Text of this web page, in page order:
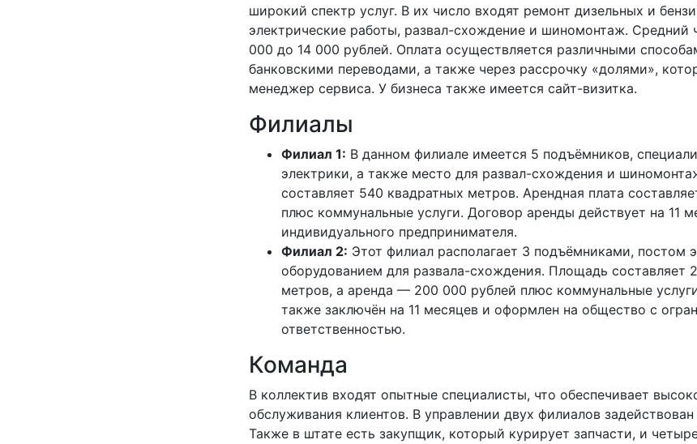
широкий спектр услуг. В их число входят ремонт дизельных и
электрические работы, развал-схождение и шиномонтаж. Средний
000 до 14 000 рублей. Оплата осуществляется различными
банковскими переводами, а также через рассрочку «долями»,
менеджер сервиса. У бизнеса также имеется сайт-визитка.
Филиалы
Филиал 1: В данном филиале имеется 5 подъёмников,
электрики, а также место для развал-схождения и
составляет 540 квадратных метров. Арендная плата
плюс коммунальные услуги. Договор аренды действует на 11
индивидуального предпринимателя.
Филиал 2: Этот филиал располагает 3 подъёмниками, постом
оборудованием для развала-схождения. Площадь составляет
метров, а аренда — 200 000 рублей плюс коммунальные
также заключён на 11 месяцев и оформлен на общество с
ответственностью.
Команда
В коллектив входят опытные специалисты, что обеспечивает
обслуживания клиентов. В управлении двух филиалов
Также в штате есть закупщик, который курирует запчасти, и